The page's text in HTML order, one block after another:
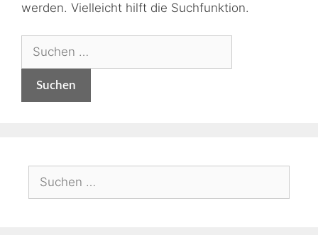
werden. Vielleicht hilft die Suchfunktion.